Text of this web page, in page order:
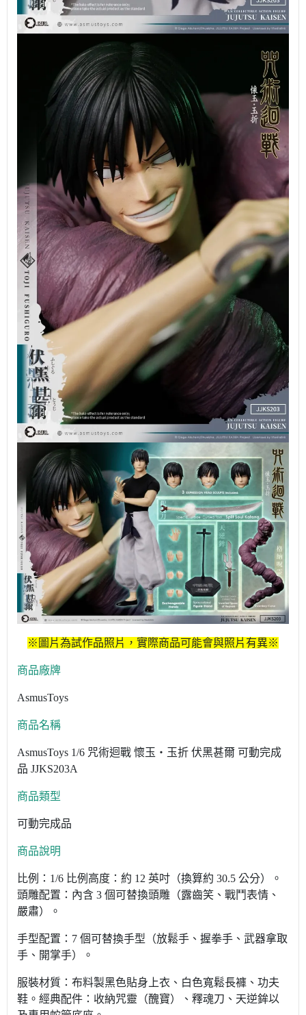
※圖片為試作品照片，實際商品可能會與照片有異※
商品廠牌
AsmusToys
商品名稱
AsmusToys 1/6 咒術迴戰 懷玉‧玉折 伏黑甚爾 可動完成
品 JJKS203A
商品類型
可動完成品
商品說明
比例：1/6 比例高度：約 12 英吋（換算約 30.5 公分）。
頭雕配置：內含 3 個可替換頭雕（露齒笑、戰鬥表情、
嚴肅）。
手型配置：7 個可替換手型（放鬆手、握拳手、武器拿取
手、開掌手）。
服裝材質：布料製黑色貼身上衣、白色寬鬆長褲、功夫
鞋。經典配件：收納咒靈（醜寶）、釋魂刀、天逆鉾以